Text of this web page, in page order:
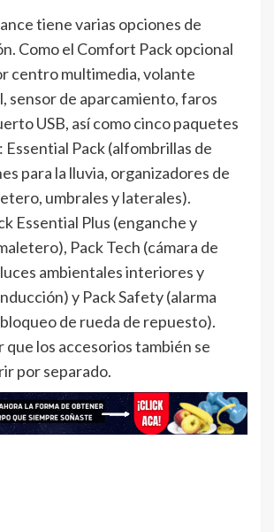
tiene varias opciones de
Como el Comfort Pack opcional
centro multimedia, volante
sensor de aparcamiento, faros
USB, así como cinco paquetes
Essential Pack (alfombrillas de
para la lluvia, organizadores de
umbrales y laterales).
Essential Plus (enganche y
Pack Tech (cámara de
ambientales interiores y
y Pack Safety (alarma
de rueda de repuesto).
que los accesorios también se
por separado.